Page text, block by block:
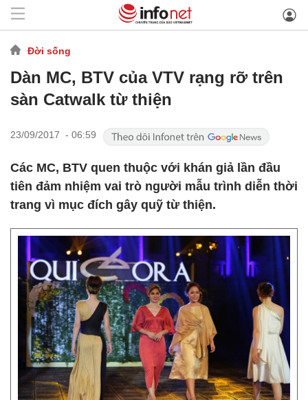
Đời sống
Dàn MC, BTV của VTV rạng rỡ trên
sàn Catwalk từ thiện
23/09/2017 - 06:59
Các MC, BTV quen thuộc với khán giả lần đầu
tiên đảm nhiệm vai trò người mẫu trình diễn thời
trang vì mục đích gây quỹ từ thiện.